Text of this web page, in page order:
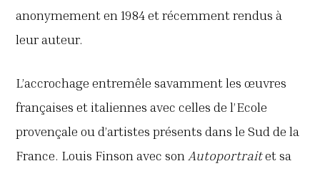
anonymement en 1984 et récemment rendus à
leur auteur.
L’accrochage entremêle savamment les œuvres
françaises et italiennes avec celles de l’Ecole
provençale ou d’artistes présents dans le Sud de la
France. Louis Finson avec son Autoportraitet sa